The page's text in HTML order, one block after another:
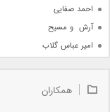
احمد صفایی
آرش  و مسیح
امیر عباس گلاب
امیر علی
همکاران